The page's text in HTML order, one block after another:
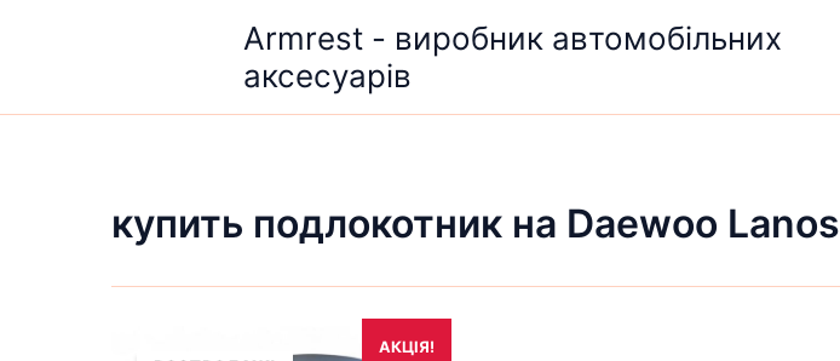
Armrest - виробник автомобільних
аксесуарів
купить подлокотник на Daewoo Lanos
АКЦІЯ!